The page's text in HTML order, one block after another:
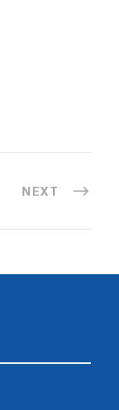
NEXT